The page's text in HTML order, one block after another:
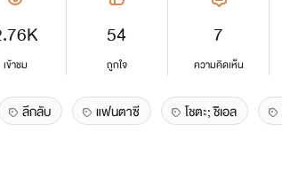
เข้าชม
54
ถูกใจ
7
ความคิดเห็น
ลึกลับ แฟนตาซี โชตะ; ชิิเอล